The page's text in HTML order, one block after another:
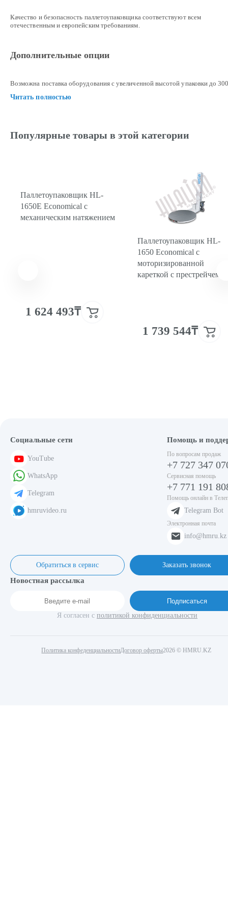
Качество и безопасность паллетоупаковщика соответствуют всем
отечественным и европейским требованиям.
Дополнительные опции
Возможна поставка оборудования с увеличенной высотой упаковки до
Читать полностью
Популярные товары в этой категории
Паллетоупаковщик HL-
1650E Economical с
механическим натяжением
1 624 493₸
Паллетоупаковщик HL-
1650 Economical с
моторизированной
кареткой с престрейчем
1 739 544₸
Социальные сети
YouTube
WhatsApp
Telegram
hmruvideo.ru
Помощь и
По вопросам продаж
+7 727 347
Сервисная помощь
+7 771 191
Помощь онлайн в
Telegram Bot
Электронная почта
info@hmru.kz
Обратиться в сервис Заказать звонок
Новостная рассылка
Подписаться
Я согласен с политикой конфиденциальности
Политика конфеденциальности 2026 © HMRU.KZ
Договор оферты